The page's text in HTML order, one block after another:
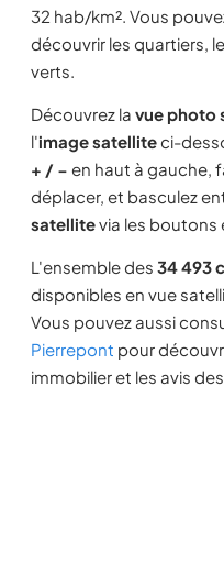
32 hab/km². Vous
découvrir les quartiers,
verts.
Découvrez la vue photo
l'image satelliteci-
+ / − en haut à gauche,
déplacer, et basculez
satellitevia les boutons
L'ensemble des 34 493
disponibles en vue
Vous pouvez aussi
Pierrepont pour
immobilier et les avis